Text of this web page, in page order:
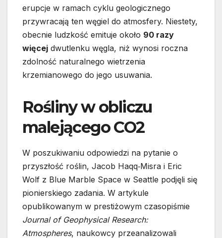
erupcje w ramach cyklu geologicznego
przywracają ten węgiel do atmosfery. Niestety,
obecnie ludzkość emituje około 90 razy
więcej dwutlenku węgla, niż wynosi roczna
zdolność naturalnego wietrzenia
krzemianowego do jego usuwania.
Rośliny w obliczu
malejącego CO2
W poszukiwaniu odpowiedzi na pytanie o
przyszłość roślin, Jacob Haqq‐Misra i Eric
Wolf z Blue Marble Space w Seattle podjęli się
pionierskiego zadania. W artykule
opublikowanym w prestiżowym czasopiśmie
Journal of Geophysical Research:
Atmospheres, naukowcy przeanalizowali